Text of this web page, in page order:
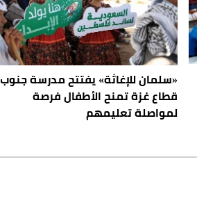
«سلمان للإغاثة» يفتتح مدرسة جنوب
قطاع غزة تمنح الأطفال فرصة
لمواصلة تعليمهم